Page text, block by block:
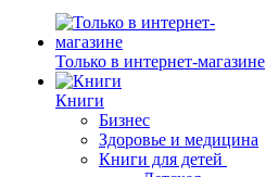
Только в интернет-магазине
Книги
Бизнес
Здоровье и медицина
Книги для детей